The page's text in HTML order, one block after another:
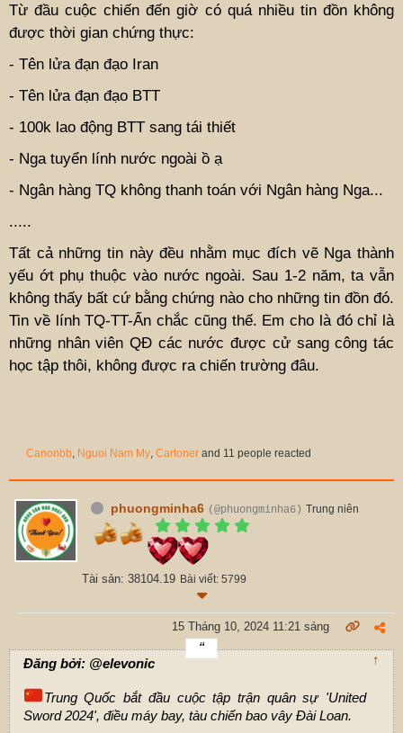
Từ đầu cuộc chiến đến giờ có quá nhiều tin đồn không
được thời gian chứng thực:
- Tên lửa đạn đạo Iran
- Tên lửa đạn đạo BTT
- 100k lao động BTT sang tái thiết
- Nga tuyển lính nước ngoài ồ ạ
- Ngân hàng TQ không thanh toán với Ngân hàng Nga...
.....
Tất cả những tin này đều nhằm mục đích vẽ Nga thành
yếu ớt phụ thuộc vào nước ngoài. Sau 1-2 năm, ta vẫn
không thấy bất cứ bằng chứng nào cho những tin đồn đó.
Tin về lính TQ-TT-Ấn chắc cũng thế. Em cho là đó chỉ là
những nhân viên QĐ các nước được cử sang công tác
học tập thôi, không được ra chiến trường đâu.
Canonbb Nguoi Nam My Cartoner and 11 people reacted
phuongminha6 (@phuongminha6) Trung niên
Tài sản: 38104.19 Bài viết: 5799
15 Tháng 10, 2024 11:21 sáng
Đăng bởi: @elevonic ↑
Trung Quốc bắt đầu cuộc tập trận quân sự 'United
Sword 2024', điều máy bay, tàu chiến bao vây Đài Loan.